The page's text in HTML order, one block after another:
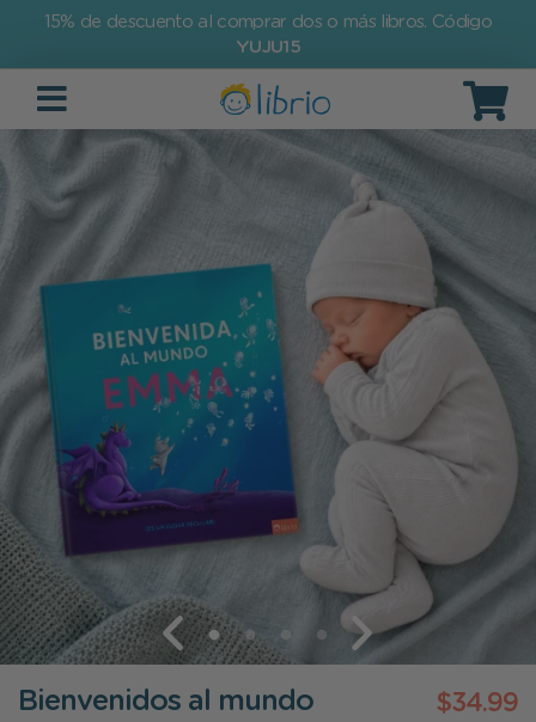
15% de descuento al comprar dos o más libros. Código
YUJU15
Bienvenidos al mundo $34.99